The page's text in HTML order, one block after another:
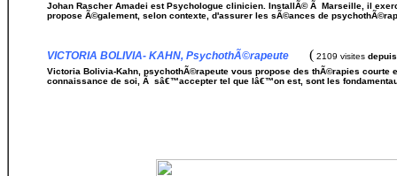
Johan Rascher Amadei est Psychologue clinicien. InstallÃ© Ã Marseille, il
propose Ã©galement, selon contexte, d'assurer les sÃ©ances de
VICTORIA BOLIVIA- KAHN, PsychothÃ©rapeute ( 2109 visites
Victoria Bolivia-Kahn, psychothÃ©rapeute vous propose des thÃ©rapies
connaissance de soi, Ã sâ€™accepter tel que lâ€™on est, sont les